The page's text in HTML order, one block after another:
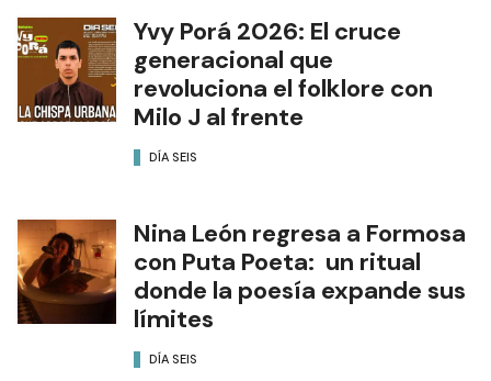
Yvy Porá 2026: El cruce
generacional que
revoluciona el folklore con
Milo J al frente
DÍA SEIS
Nina León regresa a Formosa
con Puta Poeta: un ritual
donde la poesía expande sus
límites
DÍA SEIS